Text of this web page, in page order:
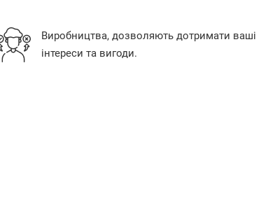
Виробництва, дозволяють дотримати ваші
інтереси та вигоди.